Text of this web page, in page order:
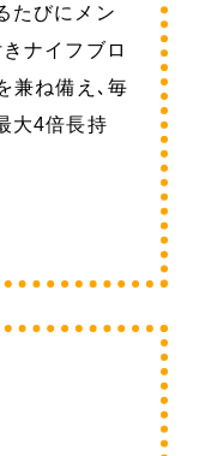
たびにメン
ナイフブロ
兼ね備え､毎
大4倍長持